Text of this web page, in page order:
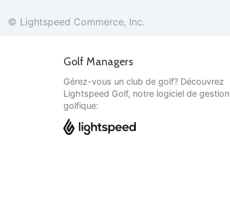
© Lightspeed Commerce, Inc.
Golf Managers
Gérez-vous un club de golf? Découvrez
Lightspeed Golf, notre logiciel de gestion
golfique: